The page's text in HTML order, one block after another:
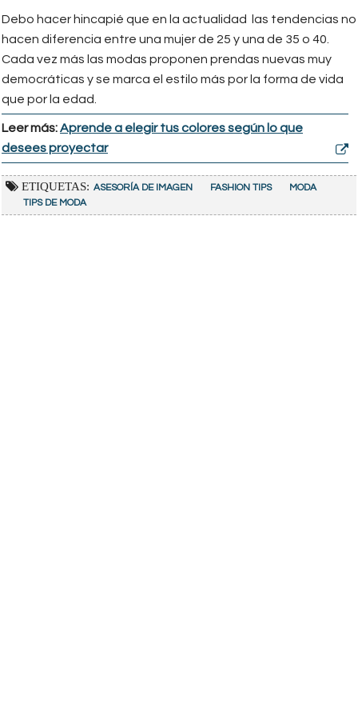
Debo hacer hincapié que en la actualidad las tendencias no
hacen diferencia entre una mujer de 25 y una de 35 o 40.
Cada vez más las modas proponen prendas nuevas muy
democráticas y se marca el estilo más por la forma de vida
que por la edad.
Leer más:Aprende a elegir tus colores según lo que
desees proyectar
ETIQUETAS: ASESORÍA DE IMAGEN FASHION TIPS
MODA
TIPS DE MODA